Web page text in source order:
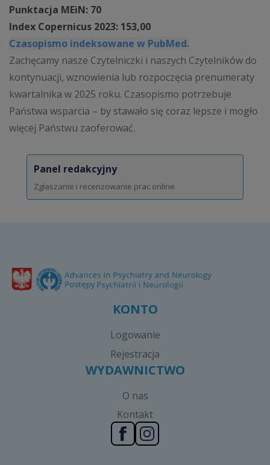
Punktacja MEiN: 70
Index Copernicus 2023: 153,00
Czasopismo indeksowane w PubMed.
Zachęcamy nasze Czytelniczki i naszych Czytelników do
kontynuacji, wznowienia lub rozpoczęcia prenumeraty
kwartalnika w 2025 roku. Czasopismo potrzebuje
Państwa wsparcia – by stawało się coraz lepsze i mogło
więcej Państwu zaoferować.
Panel redakcyjny
Zgłaszanie i recenzowanie prac online
KONTO
Logowanie
Rejestracja
WYDAWNICTWO
O nas
Kontakt